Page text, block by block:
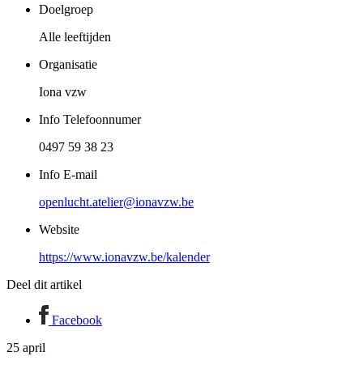
Doelgroep
Alle leeftijden
Organisatie
Iona vzw
Info Telefoonnumer
0497 59 38 23
Info E-mail
openlucht.atelier@ionavzw.be
Website
https://www.ionavzw.be/kalender
Deel dit artikel
Facebook
25 april